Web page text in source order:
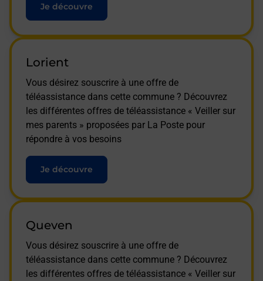
Je découvre
Lorient
Vous désirez souscrire à une offre de
téléassistance dans cette commune ? Découvrez
les différentes offres de téléassistance « Veiller sur
mes parents » proposées par La Poste pour
répondre à vos besoins
Je découvre
Queven
Vous désirez souscrire à une offre de
téléassistance dans cette commune ? Découvrez
les différentes offres de téléassistance « Veiller sur